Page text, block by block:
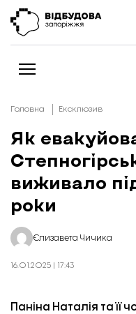
Новини
Відбудова
Ексклюзив
Бізнес
Шлях додому
Колонки
Про нас
Редакційна політика
Головна Ексклюзив
Як
виживало
роки
Єлизавета Чичика
16.01.2025 | 17:43
Паніна Наталія та її